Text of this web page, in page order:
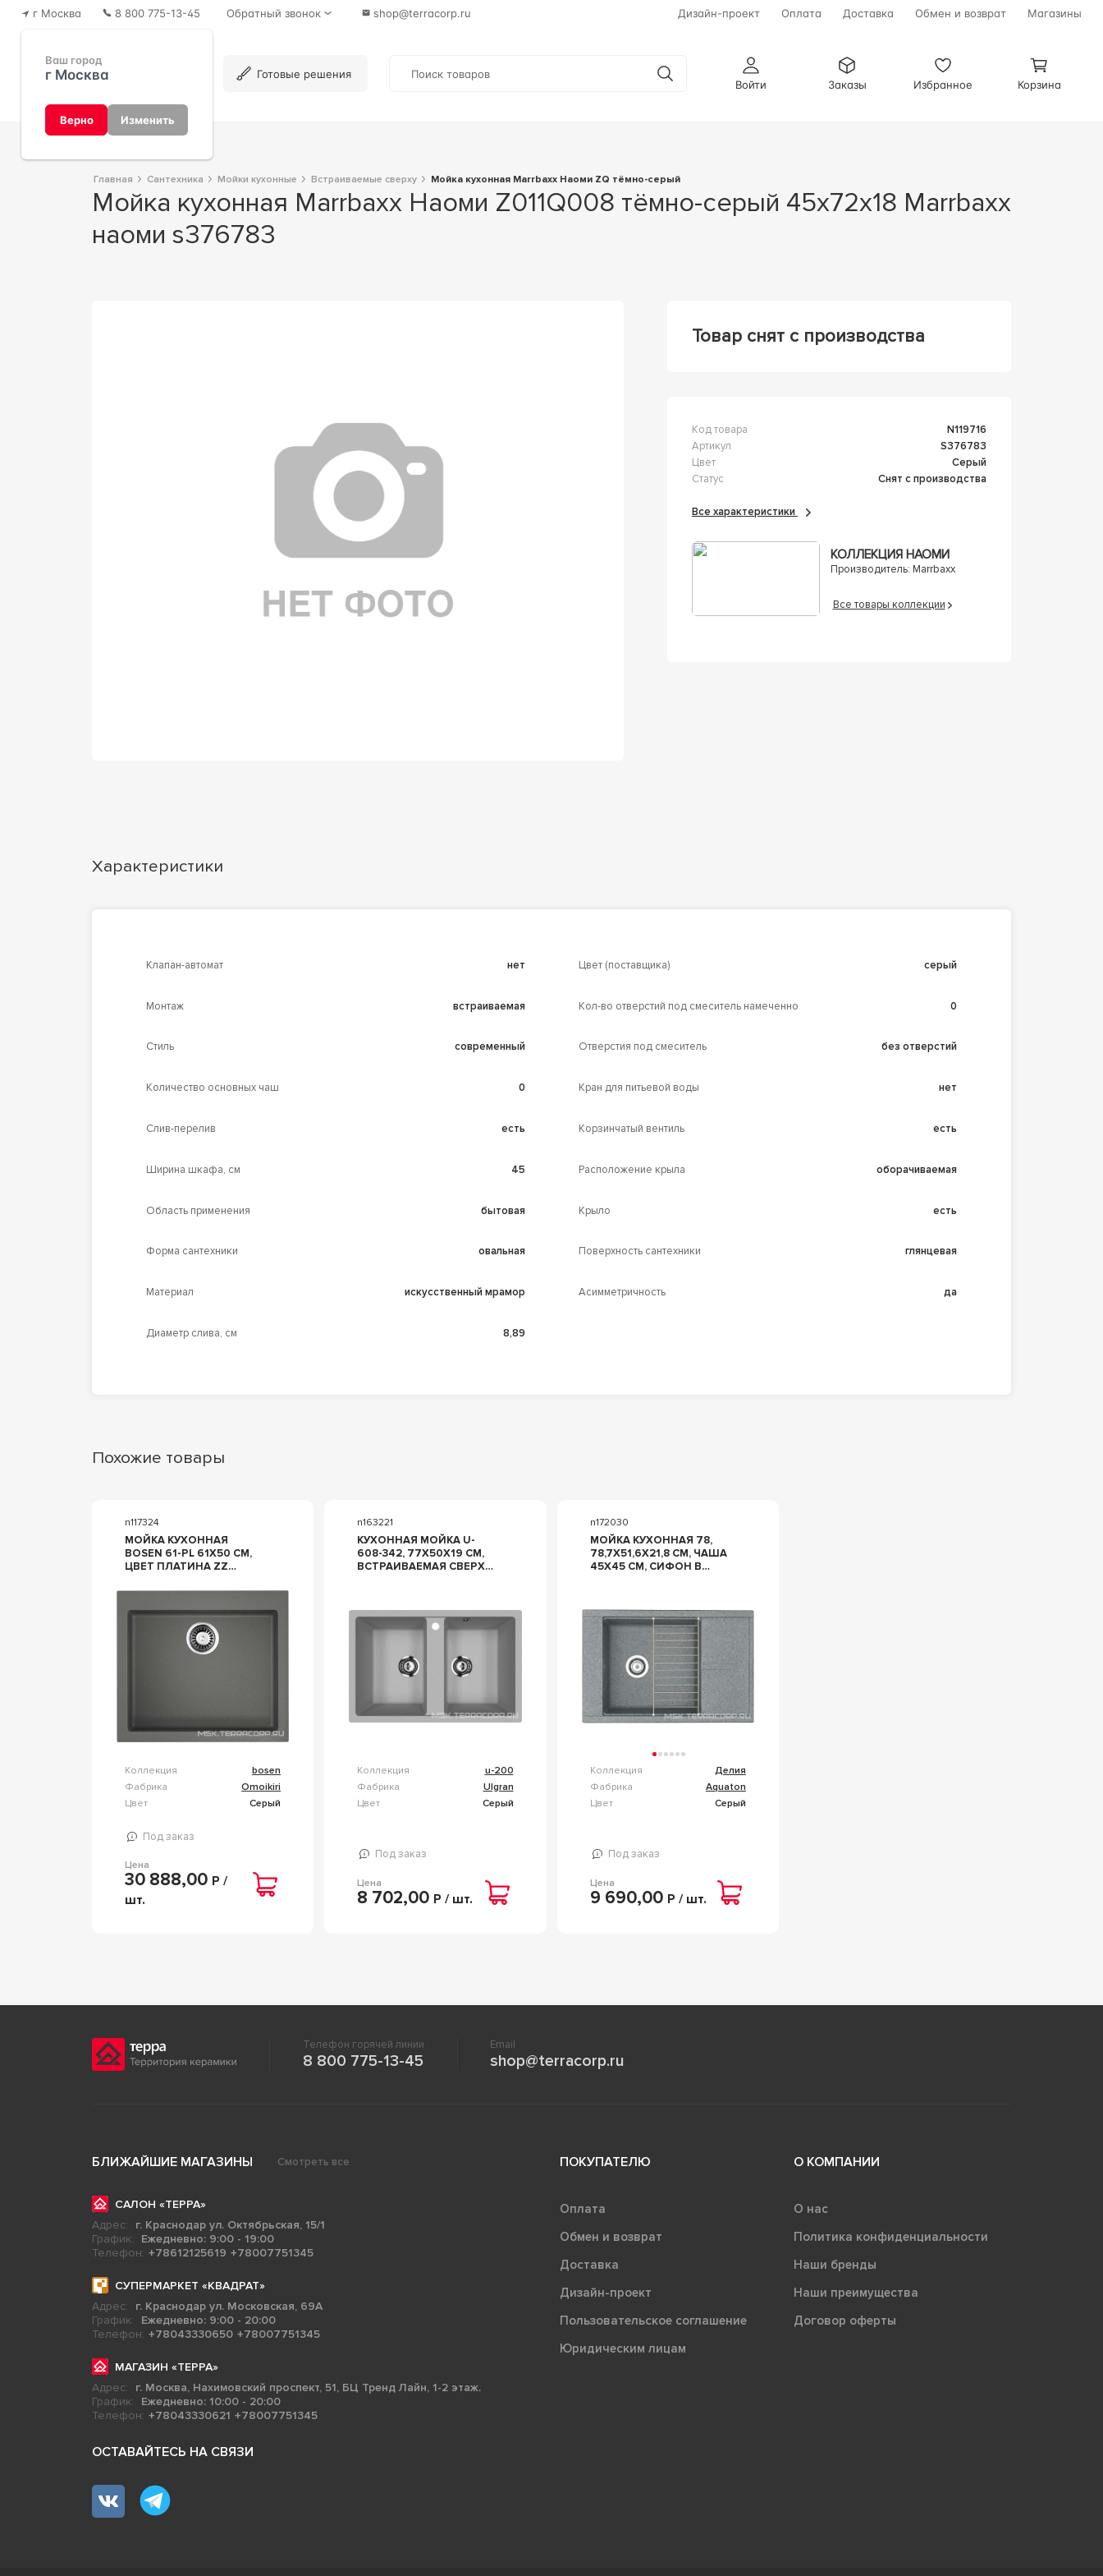
г Москва
Ваш город
г Москва
Верно Изменить
8 800 775-13-45 Обратный звонок shop@terracorp.ru Дизайн-проект Оплата Доставка Обмен и возврат Магазины
Готовые решения
Войти
Заказы Избранное Корзина
Главная Сантехника Мойки кухонные Встраиваемые сверху Мойка кухонная Marrbaxx Наоми ZQ тёмно-серый
Мойка кухонная Marrbaxx Наоми Z011Q008 тёмно-серый 45x72x18 Marrbaxx
наоми s376783
Товар снят с производства
Код товара
n119716
Артикул
s376783
Цвет
Серый
Статус
Снят с производства
Все характеристики
КОЛЛЕКЦИЯ НАОМИ
Производитель: Marrbaxx
Все товары коллекции
Характеристики
Клапан-автомат нет Цвет (поставщика) серый
Монтаж встраиваемая Кол-во отверстий под смеситель намеченно 0
Стиль современный Отверстия под смеситель без отверстий
Количество основных чаш 0 Кран для питьевой воды нет
Слив-перелив есть Корзинчатый вентиль есть
Ширина шкафа, см 45 Расположение крыла оборачиваемая
Область применения бытовая Крыло есть
Форма сантехники овальная Поверхность сантехники глянцевая
Материал искусственный мрамор Асимметричность да
Диаметр слива, см 8,89
Похожие товары
n117324
МОЙКА КУХОННАЯ
BOSEN 61-PL 61Х50 СМ,
ЦВЕТ ПЛАТИНА ZZ
Коллекция
bosen
Фабрика
Omoikiri
Цвет
Серый
Под заказ
Цена
30 888,00 Р /
шт.
n163221
КУХОННАЯ МОЙКА U-
608-342, 77X50X19 СМ,
ВСТРАИВАЕМАЯ СВЕРХУ,
ULGRAN U-200 U-608-
342
Коллекция
u-200
Фабрика
Ulgran
Цвет
Серый
Под заказ
Цена
8 702,00 Р / шт.
n172030
МОЙКА КУХОННАЯ 78,
78,7X51,6X21,8 СМ, ЧАША
45Х45 СМ, СИФОН В
1A715132DE230
Коллекция
Делия
Фабрика
Aquaton
Цвет
Серый
Под заказ
Цена
9 690,00 Р / шт.
Телефон горячей линии
8 800 775-13-45
Email
shop@terracorp.ru
БЛИЖАЙШИЕ МАГАЗИНЫ Смотреть все
САЛОН «ТЕРРА»
Адрес:
г. Краснодар ул. Октябрьская, 15/1
График:
Ежедневно: 9:00 - 19:00
Телефон: +78612125619 +78007751345
СУПЕРМАРКЕТ «КВАДРАТ»
Адрес:
г. Краснодар ул. Московская, 69А
График:
Ежедневно: 9:00 - 20:00
Телефон: +78043330650 +78007751345
МАГАЗИН «ТЕРРА»
Адрес:
г. Москва, Нахимовский проспект, 51, БЦ Тренд Лайн, 1-2 этаж.
График:
Ежедневно: 10:00 - 20:00
Телефон: +78043330621 +78007751345
ОСТАВАЙТЕСЬ НА СВЯЗИ
ПОКУПАТЕЛЮ
Оплата
Обмен и возврат
Доставка
Дизайн-проект
Пользовательское соглашение
Юридическим лицам
О КОМПАНИИ
О нас
Политика конфиденциальности
Наши бренды
Наши преимущества
Договор оферты